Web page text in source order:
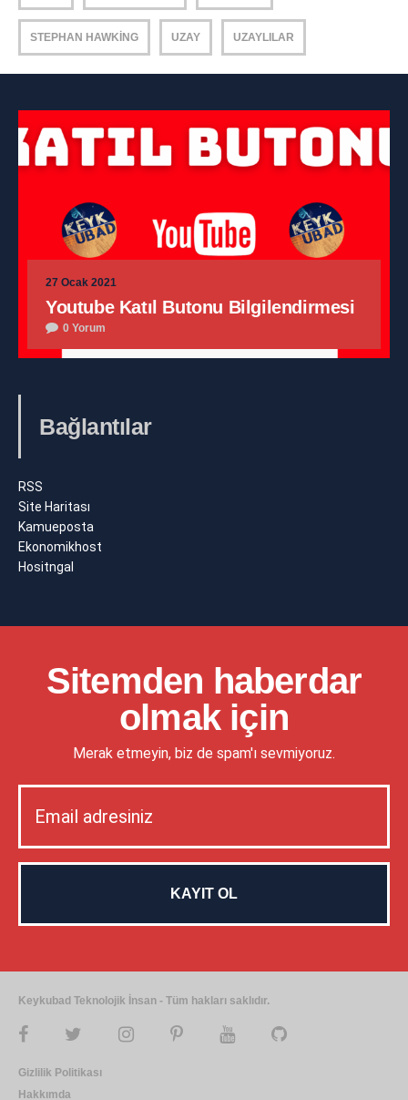
STEPHAN HAWKING UZAY UZAYLILAR
27 Ocak 2021
Youtube Katıl Butonu Bilgilendirmesi
0 Yorum
Bağlantılar
RSS
Site Haritası
Kamueposta
Ekonomikhost
Hositngal
Sitemden haberdar
olmak için
Merak etmeyin, biz de spam'ı sevmiyoruz.
Keykubad Teknolojik İnsan - Tüm hakları saklıdır.
Gizlilik Politikası
Hakkımda